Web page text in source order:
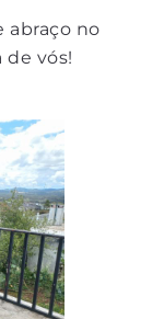
abraço no
de vós!